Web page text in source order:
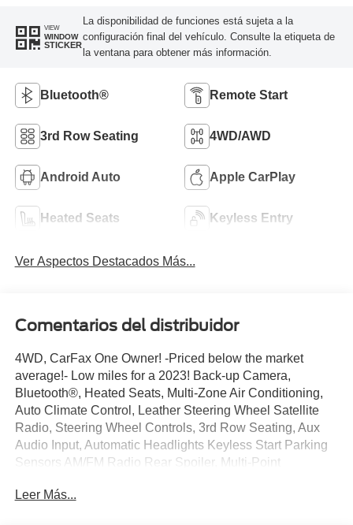
VIEW
WINDOW
STICKER
La disponibilidad de funciones está sujeta a la
configuración final del vehículo. Consulte la etiqueta de
la ventana para obtener más información.
Bluetooth® Remote Start
3rd Row Seating 4WD/AWD
Android Auto Apple CarPlay
Heated Seats Keyless Entry
Ver Aspectos Destacados Más...
Comentarios del distribuidor
4WD, CarFax One Owner! -Priced below the market
average!- Low miles for a 2023! Back-up Camera,
Bluetooth®, Heated Seats, Multi-Zone Air Conditioning,
Auto Climate Control, Leather Steering Wheel Satellite
Radio, Steering Wheel Controls, 3rd Row Seating, Aux
Audio Input, Automatic Headlights Keyless Start Parking
Sensors AM/FM Radio Rear Spoiler, Multi-Point
Control, ABS Brakes Satellite Radio Power Lift Gate Call
Leer Más...